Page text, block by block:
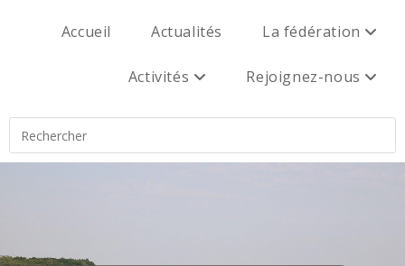
Accueil Actualités La fédération
Activités Rejoignez-nous